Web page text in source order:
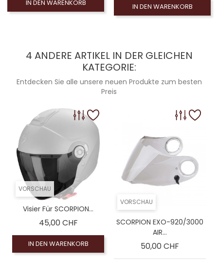
IN DEN WARENKORB
Klarer Bildschirm (homologué), Visiére
Coloré (non homologué), Leinwand Rauch 100%
Ecran Photochromique (non
IN DEN WARENKORB
4 ANDERE ARTIKEL IN DER GLEICHEN
KATEGORIE:
Entdecken Sie alle unsere neuen Produkte zum besten
Preis
VORSCHAU
Visier Für SCORPION...
45,00 CHFPreis
IN DEN WARENKORB
VORSCHAU
SCORPION EXO-920/3000
AIR...
50,00 CHF